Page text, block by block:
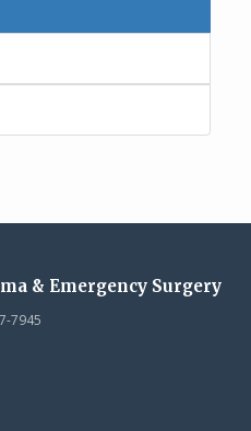
& Emergency Surgery
7945